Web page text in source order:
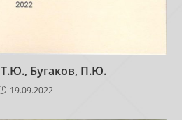
Т.Ю., Бугаков, П.Ю.
19.09.2022